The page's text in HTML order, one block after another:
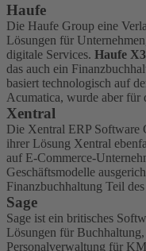
Haufe
Die Haufe Group eine
Lösungen für
digitale Services. Haufe
das auch ein
basiert technologisch auf
Acumatica, wurde aber für
Xentral
Die Xentral ERP Software
ihrer Lösung Xentral
auf E-Commerce-
Geschäftsmodelle
Finanzbuchhaltung Teil
Sage
Sage ist ein britisches
Lösungen für
Personalverwaltung für